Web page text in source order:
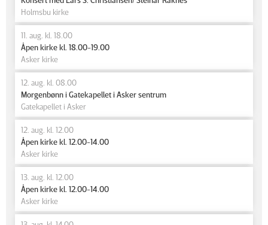
Holmsbu kirke
11. aug. kl. 18.00
Åpen kirke kl. 18.00-19.00
Asker kirke
12. aug. kl. 08.00
Morgenbønn i Gatekapellet i Asker sentrum
Gatekapellet i Asker
12. aug. kl. 12.00
Åpen kirke kl. 12.00-14.00
Asker kirke
13. aug. kl. 12.00
Åpen kirke kl. 12.00-14.00
Asker kirke